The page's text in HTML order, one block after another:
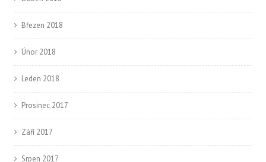
Březen 2018
Únor 2018
Leden 2018
Prosinec 2017
Září 2017
Srpen 2017